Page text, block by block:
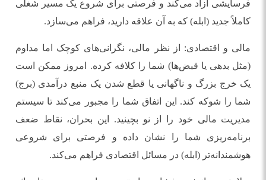
فرسایشی آزاد می‌کند و فرصتی برای شروع یک مسیر شغلی
کاملاً جدید (ابله) که به آن علاقه دارید، فراهم می‌سازد.
مالی و اقتصادی: از نظر مالی، نگرانی‌های کوچک اما مداوم
(مثل بدهی یا قبض‌ها) شما را کلافه کرده. امروز ممکن است
یک خرج بزرگ و ناگهانی یا قطع شدن یک منبع درآمدی (برج)
شما را شوکه کند. این اتفاق شما را مجبور می‌کند تا سیستم
مدیریت مالی خود را از نو بچینید. این بحران، نقاط ضعف
برنامه‌ریزی شما را نشان داده و فرصتی برای شروعی
هوشمندانه‌تر (ابله) در مسائل اقتصادی فراهم می‌کند.